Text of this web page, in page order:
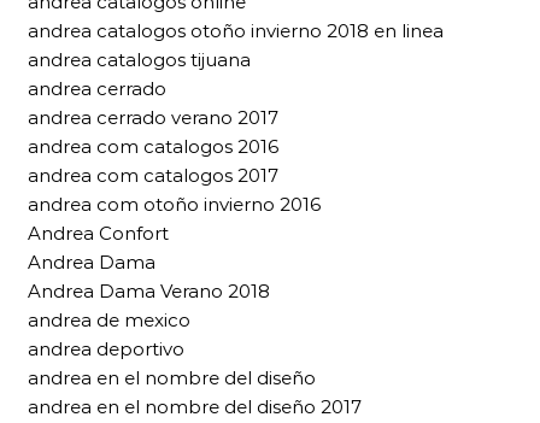
andrea catalogos otoño invierno 2018 en linea
andrea catalogos tijuana
andrea cerrado
andrea cerrado verano 2017
andrea com catalogos 2016
andrea com catalogos 2017
andrea com otoño invierno 2016
Andrea Confort
Andrea Dama
Andrea Dama Verano 2018
andrea de mexico
andrea deportivo
andrea en el nombre del diseño
andrea en el nombre del diseño 2017